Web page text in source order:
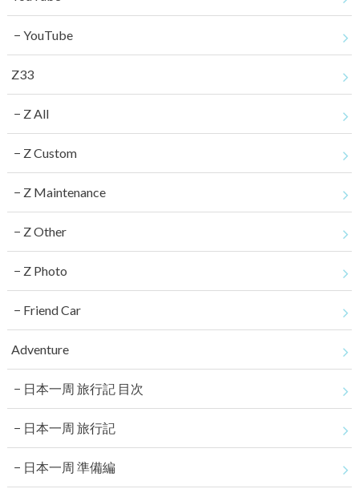
YouTube
Z33
Z All
Z Custom
Z Maintenance
Z Other
Z Photo
Friend Car
Adventure
日本一周 旅行記 目次
日本一周 旅行記
日本一周 準備編